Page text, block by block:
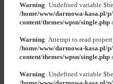
Warning: Undefined variable
/home/www/darmowa-kasa.pl/
content/themes/wpsn/single.php
Warning: Attempt to read
/home/www/darmowa-kasa.pl/
content/themes/wpsn/single.php
Warning: Undefined variable